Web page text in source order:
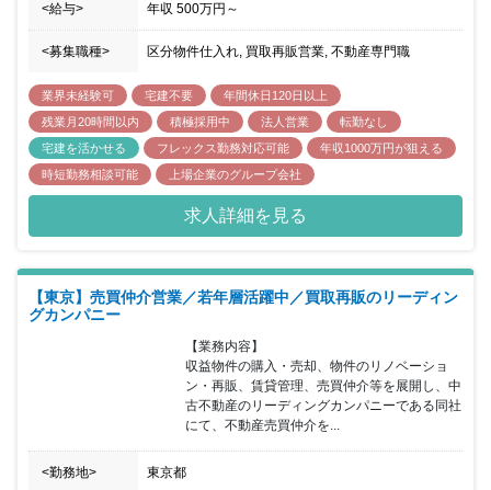
<給与> 年収 500万円 ～
<募集職種> 区分物件仕入れ, 買取再販営業, 不動産専門職
業界未経験可 宅建不要
年間休日120日以上
残業月20時間以内
積極採用中 法人営業
転勤なし
宅建を活かせる
フレックス勤務対応可能
年収1000万円が狙える
時短勤務相談可能
上場企業のグループ会社
求人詳細を見る
【東京】売買仲介営業／若年層活躍中／買取再販のリーディン
グカンパニー
【業務内容】
収益物件の購入・売却、物件のリノベーショ
ン・再販、賃貸管理、売買仲介等を展開し、中
古不動産のリーディングカンパニーである同社
にて、不動産売買仲介を...
<勤務地> 東京都